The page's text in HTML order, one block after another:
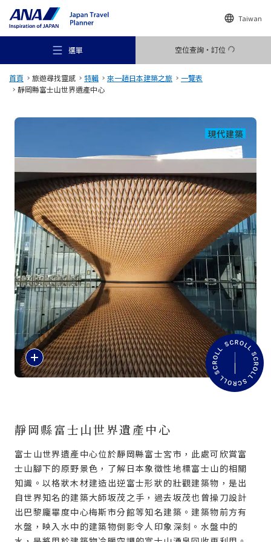
Taiwan
選單 空位查詢・訂位
旅遊尋找靈感
目的地
旅遊資訊
ANA 服務
關閉
首頁 旅遊尋找靈感 特輯 來一趟日本建築之旅
一覽表
靜岡縣富士山世界遺產中心
現代建築
閱
讀
專
題
靜岡縣富士山世界遺產中心
富士山世界遺產中心位於靜岡縣富士宮市，此處可欣賞富
士山腳下的原野景色，了解日本象徵性地標富士山的相關
知識。以格狀木材建造出逆富士形狀的壯觀建築物，是出
自世界知名的建築大師坂茂之手，過去坂茂也曾操刀設計
出巴黎龐畢度中心梅斯市分館等知名建築。建築物前方有
水盤，映入水中的建築物倒影令人印象深刻。水盤中的